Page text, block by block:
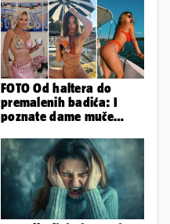
FOTO Od haltera do
premalenih badića: I
poznate dame muče
pozirale